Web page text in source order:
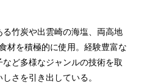
竹炭や出雲崎の海塩、両高地
材を積極的に使用。経験豊富な
ど多様なジャンルの技術を取
さを引き出している。